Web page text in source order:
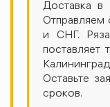
Доставка в
Отправляем
и СНГ.
поставляет
Оставьте
сроков.